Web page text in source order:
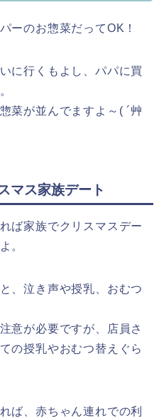
ーのお惣菜だってOK！
に行くもよし、パパに買
菜が並んでますよ～( ´艸
マス家族デート
ば家族でクリスマスデー
。
、泣き声や授乳、おむつ
意が必要ですが、店員さ
の授乳やおむつ替えぐら
ば、赤ちゃん連れでの利